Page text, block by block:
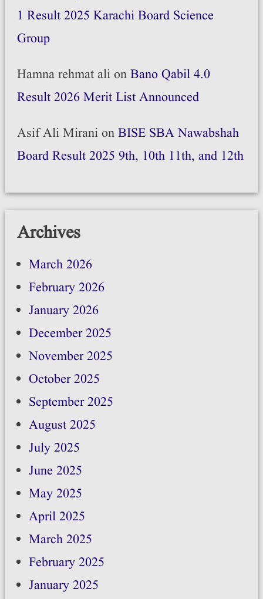
1 Result 2025 Karachi Board Science
Group
Hamna rehmat alionBano Qabil 4.0
Result 2026 Merit List Announced
Asif Ali MiranionBISE SBA Nawabshah
Board Result 2025 9th, 10th 11th, and 12th
Archives
March 2026
February 2026
January 2026
December 2025
November 2025
October 2025
September 2025
August 2025
July 2025
June 2025
May 2025
April 2025
March 2025
February 2025
January 2025